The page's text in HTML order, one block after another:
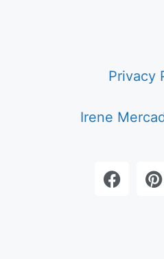
Privacy
Irene